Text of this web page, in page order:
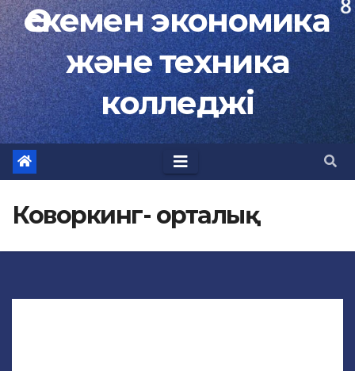
Өскемен экономика
және техника
колледжі
Коворкинг- орталық